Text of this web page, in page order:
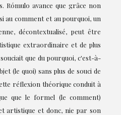
Rómulo avance que grâce non
au comment et au pourquoi, un
décontextualisé, peut être
extraordinaire et de plus
que du pourquoi, c'est-à-
(le quoi) sans plus de souci de
réflexion théorique conduit à
que le formel (le comment)
artistique et donc, nie par son